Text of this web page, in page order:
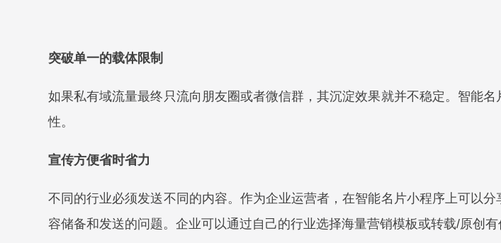
突破单一的载体限制
如果私有域流量最终只流向朋友圈或者微信群，其沉淀效果就并不稳定。智能
性。
宣传方便省时省力
不同的行业必须发送不同的内容。作为企业运营者，在智能名片小程序上可以
容储备和发送的问题。企业可以通过自己的行业选择海量营销模板或转载/原创